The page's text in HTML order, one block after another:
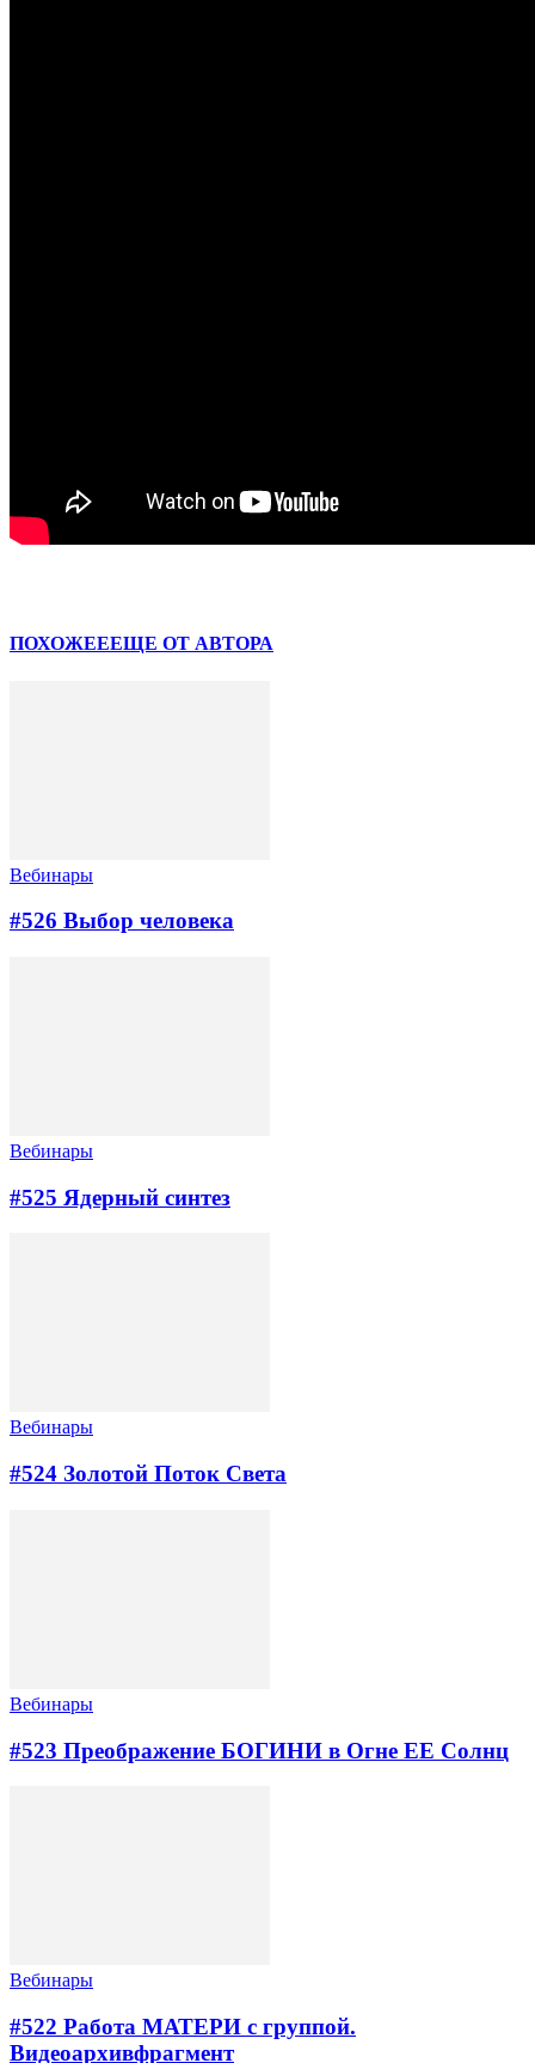
ПОХОЖЕЕЕЩЕ ОТ АВТОРА
Вебинары
#526 Выбор человека
Вебинары
#525 Ядерный синтез
Вебинары
#524 Золотой Поток Cвета
Вебинары
#523 Преображение БОГИНИ в Огне ЕЕ Солнц
Вебинары
#522 Работа МАТЕРИ с группой.
Видеоархивфрагмент